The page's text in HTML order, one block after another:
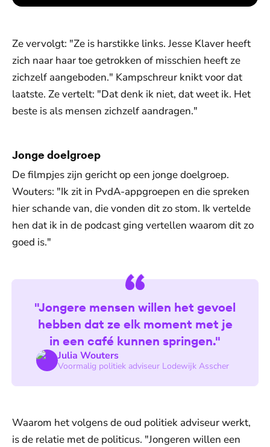
Ze vervolgt: "Ze is harstikke links. Jesse Klaver heeft
zich naar haar toe getrokken of misschien heeft ze
zichzelf aangeboden." Kampschreur knikt voor dat
laatste. Ze vertelt: "Dat denk ik niet, dat weet ik. Het
beste is als mensen zichzelf aandragen."
Jonge doelgroep
De filmpjes zijn gericht op een jonge doelgroep.
Wouters: "Ik zit in PvdA-appgroepen en die spreken
hier schande van, die vonden dit zo stom. Ik vertelde
hen dat ik in de podcast ging vertellen waarom dit zo
goed is."
Julia Wouters
Voormalig politiek adviseur Lodewijk Asscher
"Jongere mensen willen het gevoel
hebben dat ze elk moment met je
in een café kunnen springen."
Waarom het volgens de oud politiek adviseur werkt,
is de relatie met de politicus. "Jongeren willen een